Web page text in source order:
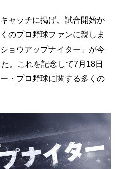
ャッチに掲げ、試合開始か
のプロ野球ファンに親しま
ョウアップナイター」が今
。これを記念して7月18日
・プロ野球に関する多くの